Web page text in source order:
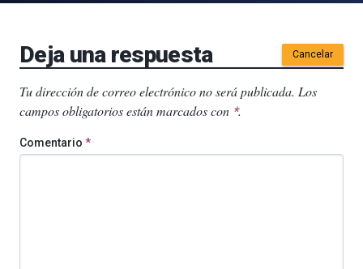
Deja una respuesta Cancelar
Tu dirección de correo electrónico no será publicada. Los
campos obligatorios están marcados con *.
Comentario *